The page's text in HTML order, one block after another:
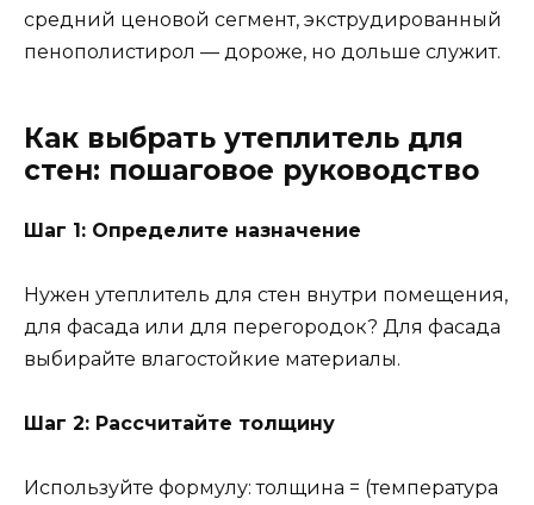
средний ценовой сегмент, экструдированный
пенополистирол — дороже, но дольше служит.
Как выбрать утеплитель для
стен: пошаговое руководство
Шаг 1: Определите назначение
Нужен утеплитель для стен внутри помещения,
для фасада или для перегородок? Для фасада
выбирайте влагостойкие материалы.
Шаг 2: Рассчитайте толщину
Используйте формулу: толщина = (температура